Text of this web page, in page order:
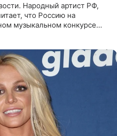
Народный артист РФ,
что Россию на
музыкальном конкурсе